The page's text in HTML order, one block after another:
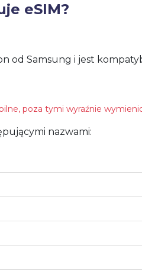
eSIM?
od Samsung i jest
poza tymi wyraźnie
nazwami: